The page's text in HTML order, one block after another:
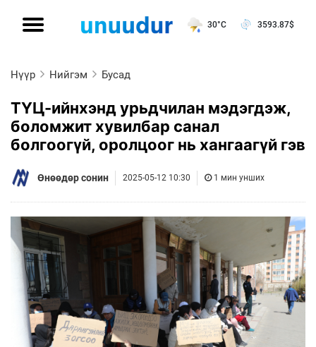
30°C 3593.87$
Нүүр Нийгэм Бусад
ТҮЦ-ийнхэнд урьдчилан мэдэгдэж,
боломжит хувилбар санал
болгоогүй, оролцоог нь хангаагүй гэв
Өнөөдөр сонин 2025-05-12 10:30 1 мин унших